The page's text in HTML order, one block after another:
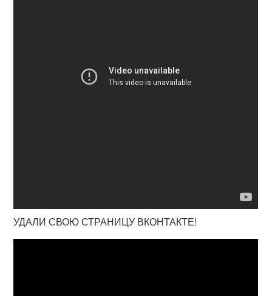
УДАЛИ СВОЮ СТРАНИЦУ ВКОНТАКТЕ!